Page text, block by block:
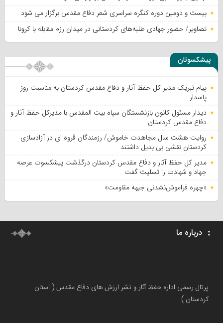
بیست و دومین دوره کنگره سراسری شعر دفاع مقدس برگزار می شود
تصاویر/ حضور جهادی طلبه‌های کردستانی در میدان رزم مقابله با کرونا
پیشکسوتان
پیام تبریک مدیر کل حفظ آثار و دفاع مقدس کردستان به مناسبت روز
پاسدار
دیدار مسئول کانون بازنشستگان سپاه بیت المقدس با مدیرکل حفظ آثار و
دفاع مقدس کردستان
روایت هشت سال مجاهدت خاموش/ رزمندگان قروه ای در آزادسازی
کردستان نقشی بی بدیل داشتند
مدیر کل حفظ آثار و دفاع مقدس کردستان درگذشت پیشکسوت عرصه
جهاد و شهادت را تسلیت گفت
«چهره فراموش‌نشدنی جبهه مقاومت»
درباره ما
پرتال رسمی اداره حفظ آثار و نشر ارزش های دفاع مقدس ( استان
کردستان )